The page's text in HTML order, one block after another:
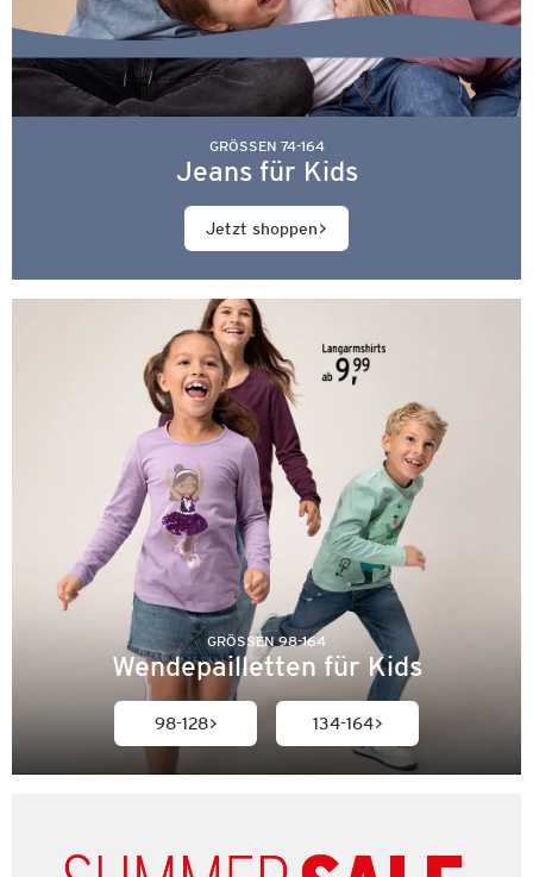
GRÖSSEN 74-164
Jeans für Kids
Jetzt shoppen
GRÖSSEN 98-164
Wendepailletten für Kids
98-128 134-164